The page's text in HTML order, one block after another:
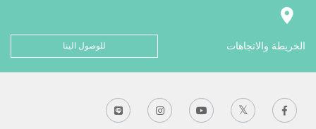
الخريطة والاتجاهات للوصول الينا